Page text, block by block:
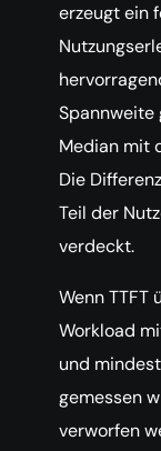
erzeugt ein
Spannweite
Median mit
Die
Teil der
verdeckt.
Wenn
Workload
und
gemessen
verworfen